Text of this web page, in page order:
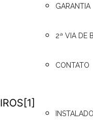
GARANTIA
2ª VIA DE
CONTATO